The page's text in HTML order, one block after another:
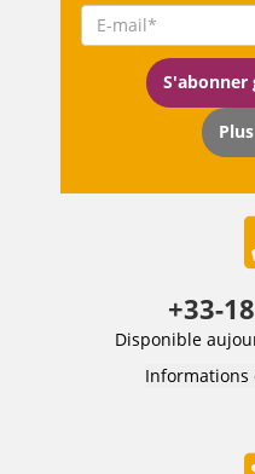
+33-
Disponible
Informations